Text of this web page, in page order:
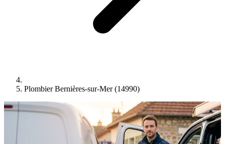
Plombier Bernières-sur-Mer (14990)